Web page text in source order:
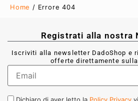
Home / Errore 404
Registrati alla nostra
Iscriviti alla newsletter DadoShop e
offerte direttamente